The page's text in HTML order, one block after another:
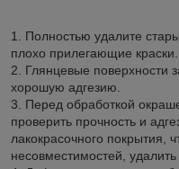
1. Полностью удалите
плохо прилегающие краски.
2. Глянцевые поверхности
хорошую адгезию.
3. Перед обработкой
проверить прочность и
лакокрасочного покрытия,
несовместимостей,